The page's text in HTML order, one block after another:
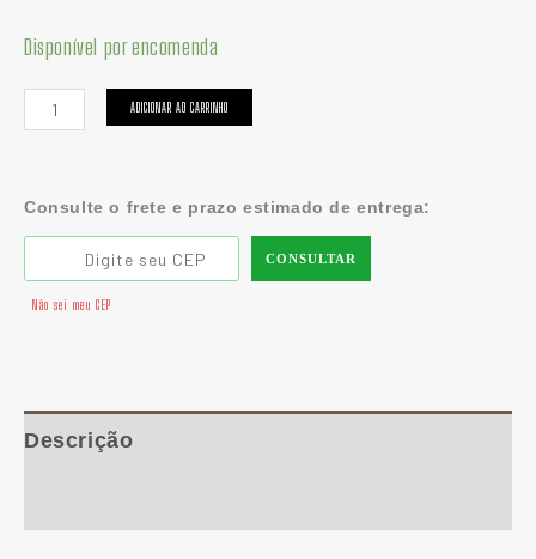
Disponível por encomenda
ADICIONAR AO CARRINHO
Consulte o frete e prazo estimado de entrega:
CONSULTAR
Não sei meu CEP
Descrição